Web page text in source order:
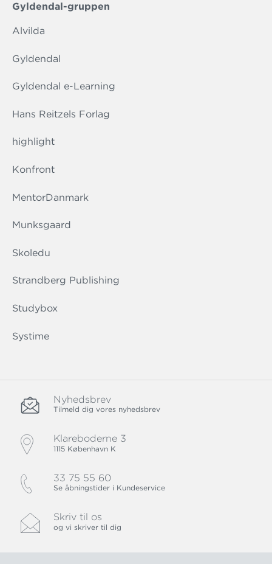
Gyldendal-gruppen
Alvilda
Gyldendal
Gyldendal e-Learning
Hans Reitzels Forlag
highlight
Konfront
MentorDanmark
Munksgaard
Skoledu
Strandberg Publishing
Studybox
Systime
Nyhedsbrev
Tilmeld dig vores nyhedsbrev
Klareboderne 3
1115 København K
33 75 55 60
Se åbningstider i Kundeservice
Skriv til os
og vi skriver til dig